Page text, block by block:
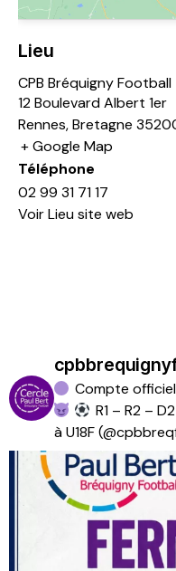
Lieu
CPB Bréquigny Football
12 Boulevard Albert 1er
Rennes,Bretagne
+ Google Map
Téléphone
02 99 31 71 17
Voir Lieu site web
Compte
R1 – R2 –
à U18F